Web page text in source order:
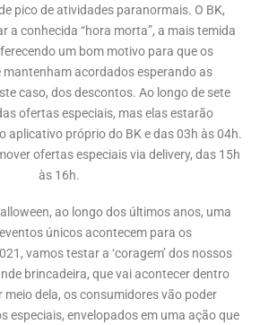
pico de atividades paranormais. O BK,
a conhecida “hora morta”, a mais temida
um bom motivo para que os
mantenham acordados esperando as
caso, dos descontos. Ao longo de sete
ofertas especiais, mas elas estarão
aplicativo próprio do BK e das 03h às 04h.
ofertas especiais via delivery, das 15h
às 16h.
ao longo dos últimos anos, uma
únicos acontecem para os
vamos testar a ‘coragem’ dos nossos
brincadeira, que vai acontecer dentro
meio dela, os consumidores vão poder
especiais, envelopados em uma ação que